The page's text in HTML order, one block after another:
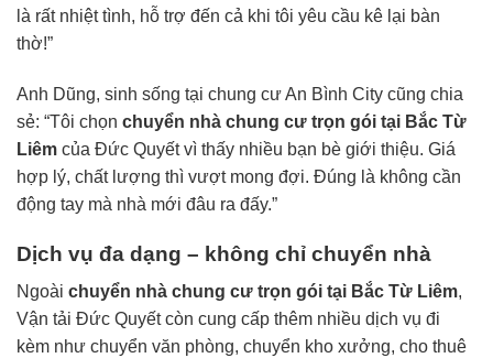
là rất nhiệt tình, hỗ trợ đến cả khi tôi yêu cầu kê lại bàn
thờ!”
Anh Dũng, sinh sống tại chung cư An Bình City cũng chia
sẻ: “Tôi chọn chuyển nhà chung cư trọn gói tại Bắc Từ
Liêm của Đức Quyết vì thấy nhiều bạn bè giới thiệu. Giá
hợp lý, chất lượng thì vượt mong đợi. Đúng là không cần
động tay mà nhà mới đâu ra đấy.”
Dịch vụ đa dạng – không chỉ chuyển nhà
Ngoài chuyển nhà chung cư trọn gói tại Bắc Từ Liêm,
Vận tải Đức Quyết còn cung cấp thêm nhiều dịch vụ đi
kèm như chuyển văn phòng, chuyển kho xưởng, cho thuê